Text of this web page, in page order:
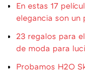
En estas 17
elegancia son un
23 regalos para
de moda para
Probamos H2O